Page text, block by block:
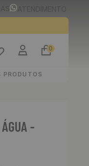
0
PRODUTOS
ÁGUA -